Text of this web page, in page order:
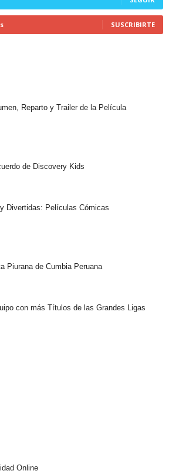
SUSCRIBIRTE
Reparto y Trailer de la Película
de Discovery Kids
Divertidas: Películas Cómicas
Piurana de Cumbia Peruana
con más Títulos de las Grandes Ligas
Online